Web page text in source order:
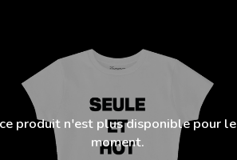
produit n'est plus disponible pour le
moment.